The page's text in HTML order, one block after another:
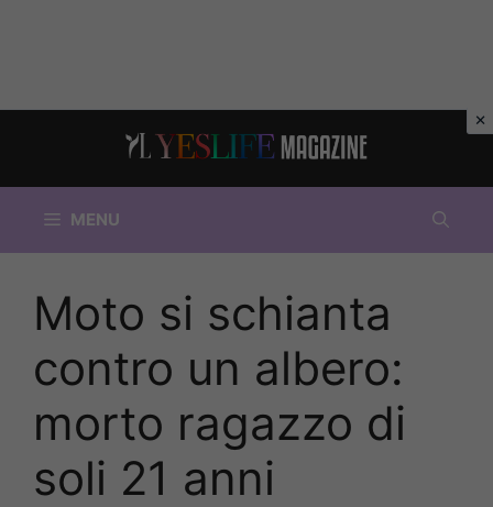
MENU
Moto si schianta
contro un albero:
morto ragazzo di
soli 21 anni